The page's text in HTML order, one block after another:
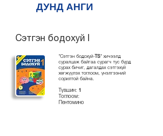
ДУНД АНГИ
Сэтгэн бодохуй I
"Сэтгэн бодохуй- TS " хичээлд
суралцаж байгаа сурагч тус бүрд
сурах бичиг, дагалдах сэтгэхүй
хөгжүүлэх тоглоом, үнэлгээний
сорилтой байна.
Түвшин: 1
Тоглоом:
Пентомино